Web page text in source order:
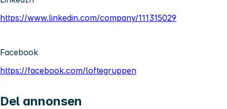
https://www.linkedin.com/company/111315029
Facebook
https://facebook.com/loftegruppen
Del annonsen